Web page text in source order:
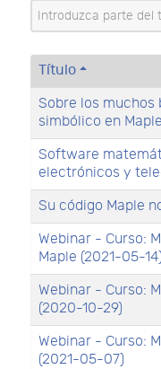
Introduzca parte
Título
Sobre los
simbólico en Maple
Software
electrónicos y
Su código Maple
Webinar - Curso:
Maple (2021-05-14)
Webinar - Curso:
(2020-10-29)
Webinar - Curso:
(2021-05-07)